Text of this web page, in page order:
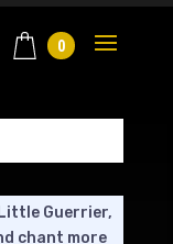
0
Guerrier,
chant more